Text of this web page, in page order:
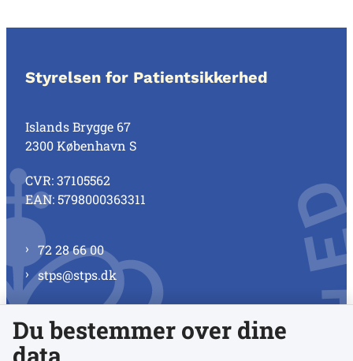
Styrelsen for Patientsikkerhed
Islands Brygge 67
2300 København S
CVR: 37105562
EAN: 5798000363311
72 28 66 00
stps@stps.dk
Se alle kontaktnumre
Du bestemmer over dine